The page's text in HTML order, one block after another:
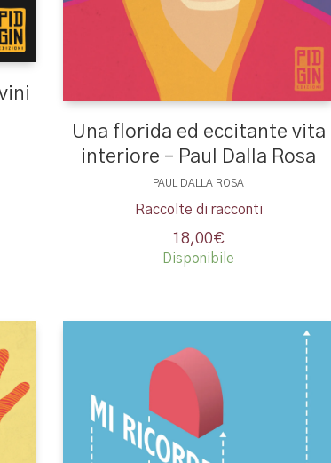
Una florida ed eccitante vita
interiore – Paul Dalla Rosa
PAUL DALLA ROSA
Raccolte di racconti
18,00€
Disponibile